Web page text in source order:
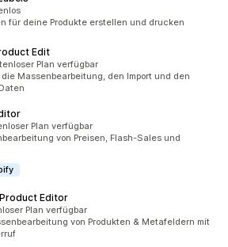
für deine Produkte erstellen und drucken
Edit
insgesamtPlan verfügbar
Massenbearbeitung, den Import und den
insgesamtPlan verfügbar
von Preisen, Flash-Sales und
Editor
Plan verfügbar
von Produkten & Metafeldern mit